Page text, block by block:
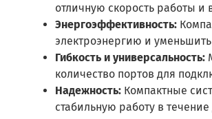
отличную скорость работы и
Энергоэффективность:
электроэнергию и
Гибкость и универсальность:
количество портов для
Надежность: Компактные
стабильную работу в